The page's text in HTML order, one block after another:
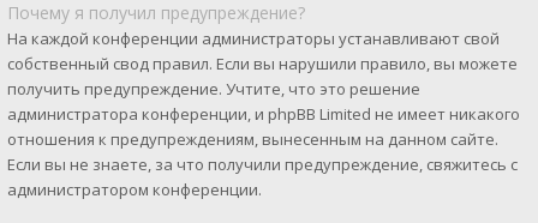
Почему я получил предупреждение?
На каждой конференции администраторы устанавливают свой
собственный свод правил. Если вы нарушили правило, вы можете
получить предупреждение. Учтите, что это решение
администратора конференции, и phpBB Limited не имеет никакого
отношения к предупреждениям, вынесенным на данном сайте.
Если вы не знаете, за что получили предупреждение, свяжитесь с
администратором конференции.